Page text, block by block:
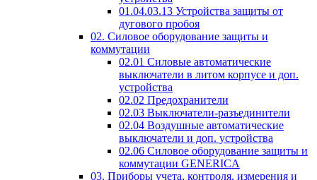
01.04.03.13 Устройства защиты от
дугового пробоя
02. Силовое оборудование защиты и
коммутации
02.01 Силовые автоматические
выключатели в литом корпусе и доп.
устройства
02.02 Предохранители
02.03 Выключатели-разъединители
02.04 Воздушные автоматические
выключатели и доп. устройства
02.06 Силовое оборудование защиты и
коммутации GENERICA
03. Приборы учета, контроля, измерения и